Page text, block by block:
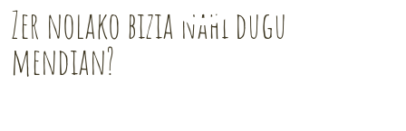
Zer nolako bizia nahi dugu
mendian?